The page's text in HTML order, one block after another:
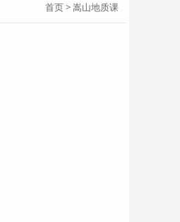
首页>嵩山地质课